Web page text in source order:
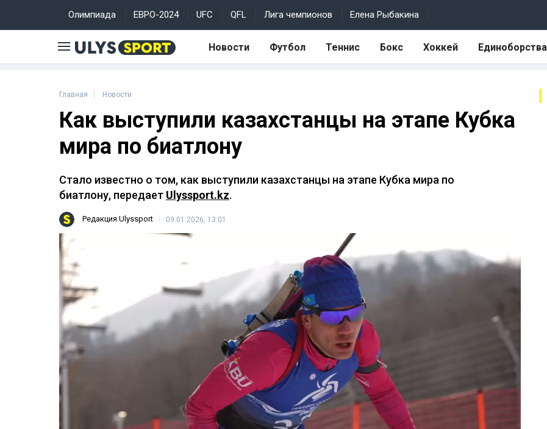
Олимпиада ЕВРО-2024 UFC QFL Лига чемпионов Елена Рыбакина
Новости Футбол Теннис Бокс Хоккей Единоборства
Главная Новости
Как выступили казахстанцы на этапе Кубка
мира по биатлону
Стало известно о том, как выступили казахстанцы на этапе Кубка мира по
биатлону, передает Ulyssport.kz.
Редакция Ulyssport 09.01.2026, 13:01